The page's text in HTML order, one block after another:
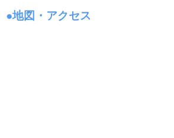
●地図・アクセス